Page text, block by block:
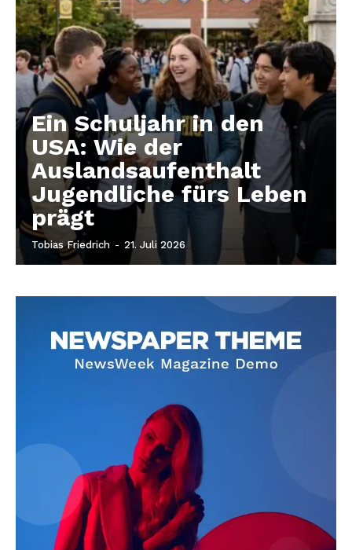
Ein Schuljahr in den
USA: Wie der
Auslandsaufenthalt
Jugendliche fürs Leben
prägt
Tobias Friedrich - 21. Juli 2026